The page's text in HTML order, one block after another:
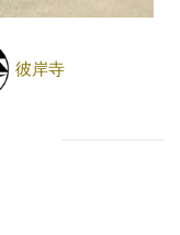
彼岸寺